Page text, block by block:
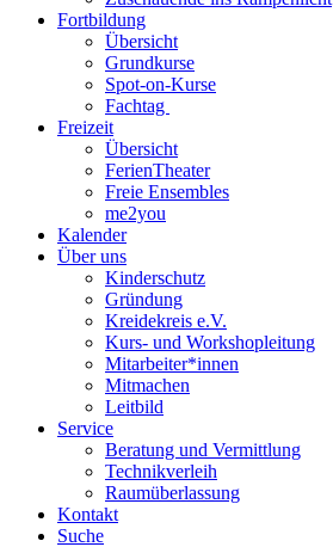
Fortbildung
Übersicht
Grundkurse
Spot-on-Kurse
Fachtag
Freizeit
Übersicht
FerienTheater
Freie Ensembles
me2you
Kalender
Über uns
Kinderschutz
Gründung
Kreidekreis e.V.
Kurs- und Workshopleitung
Mitarbeiter*innen
Mitmachen
Leitbild
Service
Beratung und Vermittlung
Technikverleih
Raumüberlassung
Kontakt
Suche